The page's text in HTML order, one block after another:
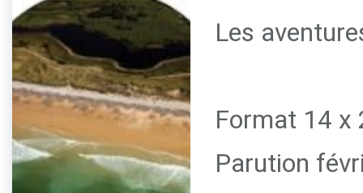
Les
Format 14 x
Parution